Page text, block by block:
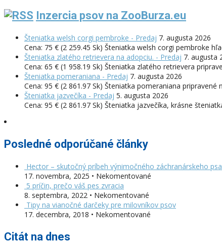
Inzercia psov na ZooBurza.eu
Šteniatka welsh corgi pembroke - Predaj 7. augusta 2026
Cena: 75 € (2 259.45 Sk) Šteniatka welsh corgi pembroke
Šteniatka zlatého retrievera na adopciu. - Predaj 7. augusta
Cena: 65 € (1 958.19 Sk) Šteniatka zlatého retrievera
Šteniatka pomeraniana - Predaj 7. augusta 2026
Cena: 95 € (2 861.97 Sk) Šteniatka pomeraniana
Šteniatka jazvečíka - Predaj 5. augusta 2026
Cena: 95 € (2 861.97 Sk) Šteniatka jazvečíka, krásne
Posledné odporúčané články
Hector – skutočný príbeh výnimočného záchranárskeho
17. novembra, 2025 • Nekomentované
5 príčin, prečo váš pes zvracia
8. septembra, 2022 • Nekomentované
Tipy na vianočné darčeky pre milovníkov psov
17. decembra, 2018 • Nekomentované
Citát na dnes